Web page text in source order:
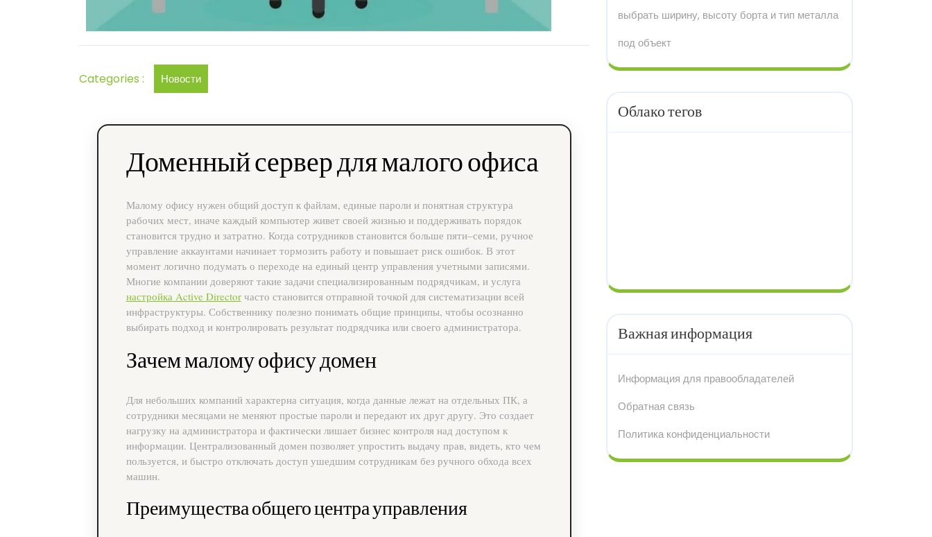
Categories : Новости
Доменный сервер для малого офиса
Малому офису нужен общий доступ к файлам, единые пароли и понятная структура
рабочих мест, иначе каждый компьютер живет своей жизнью и поддерживать порядок
становится трудно и затратно. Когда сотрудников становится больше пяти–семи, ручное
управление аккаунтами начинает тормозить работу и повышает риск ошибок. В этот
момент логично подумать о переходе на единый центр управления учетными записями.
Многие компании доверяют такие задачи специализированным подрядчикам, и услуга
настройка Active Directorчасто становится отправной точкой для систематизации всей
инфраструктуры. Собственнику полезно понимать общие принципы, чтобы осознанно
выбирать подход и контролировать результат подрядчика или своего администратора.
Зачем малому офису домен
Для небольших компаний характерна ситуация, когда данные лежат на отдельных ПК, а
сотрудники месяцами не меняют простые пароли и передают их друг другу. Это создает
нагрузку на администратора и фактически лишает бизнес контроля над доступом к
информации. Централизованный домен позволяет упростить выдачу прав, видеть, кто чем
пользуется, и быстро отключать доступ ушедшим сотрудникам без ручного обхода всех
машин.
Преимущества общего центра управления
выбрать ширину, высоту борта и тип металла
под объект
Облако тегов
Важная информация
Информация для правообладателей
Обратная связь
Политика конфиденциальности